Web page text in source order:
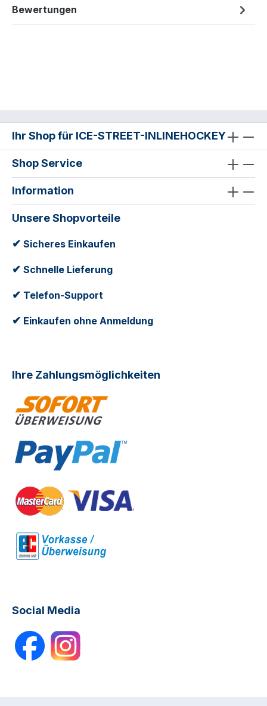
Bewertungen
Ihr Shop für ICE-STREET-INLINEHOCKEY
Shop Service
Information
Unsere Shopvorteile
✔ Sicheres Einkaufen
✔ Schnelle Lieferung
✔ Telefon-Support
✔ Einkaufen ohne Anmeldung
Ihre Zahlungsmöglichkeiten
Social Media